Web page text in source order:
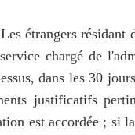
étrangers résidant
chargé de
dans les 30
justificatifs
est accordée ; si